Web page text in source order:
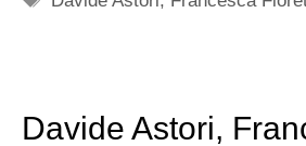
Davide Astori,